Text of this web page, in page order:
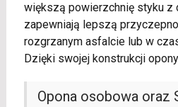
większą powierzchnię styku z
zapewniają lepszą
rozgrzanym asfalcie lub w
Dzięki swojej konstrukcji
Opona osobowa oraz